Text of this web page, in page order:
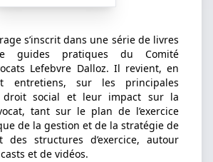
s’inscrit dans une série de livres
guides pratiques du Comité
Lefebvre Dalloz. Il revient, en
entretiens, sur les principales
droit social et leur impact sur la
tant sur le plan de l’exercice
de la gestion et de la stratégie de
des structures d’exercice, autour
et de vidéos.